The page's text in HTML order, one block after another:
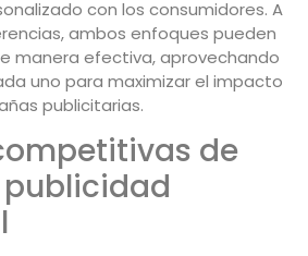
con los consumidores. A
ambos enfoques pueden
manera efectiva, aprovechando
uno para maximizar el impacto
publicitarias.
de